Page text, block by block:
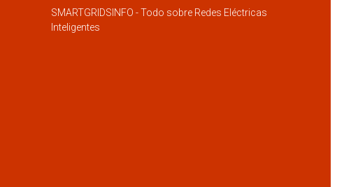
SMARTGRIDSINFO - Todo sobre Redes Eléctricas
Inteligentes